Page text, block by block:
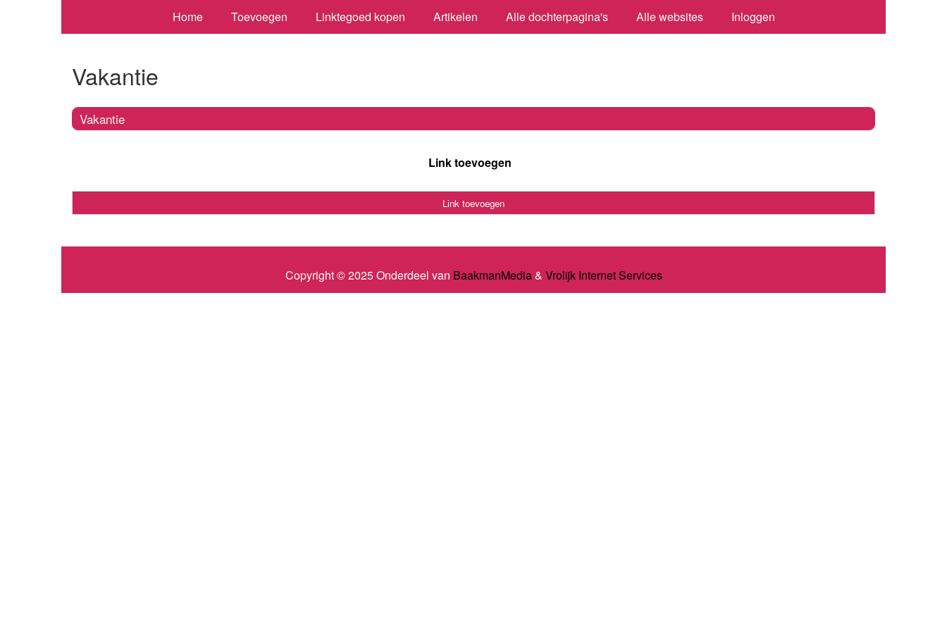
Home Toevoegen Linktegoed kopen Artikelen Alle dochterpagina's Alle websites Inloggen
Vakantie
Vakantie
Link toevoegen
Link toevoegen
Copyright © 2025 Onderdeel van BaakmanMedia& Vrolijk Internet Services